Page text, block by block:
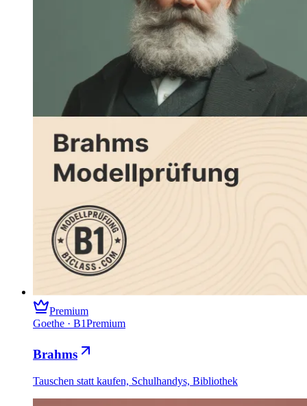
Premium
Goethe · B1Premium
Brahms
Tauschen statt kaufen, Schulhandys, Bibliothek